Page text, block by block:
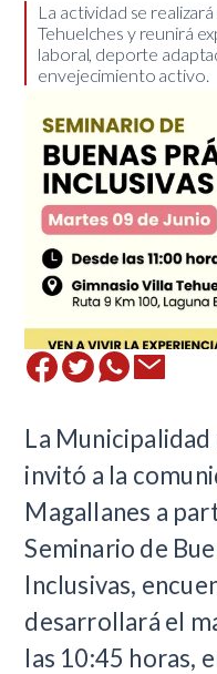
​La actividad se
Tehuelches y reunirá
laboral, deporte
envejecimiento activo.
La Municipalidad
invitó a la
Magallanes a
Seminario de
Inclusivas,
desarrollará el
las 10:45 horas,